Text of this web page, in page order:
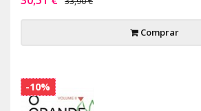
Comprar
-10%